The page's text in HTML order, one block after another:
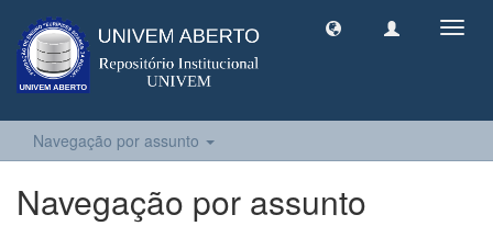
Navegação por assunto
Navegação por assunto